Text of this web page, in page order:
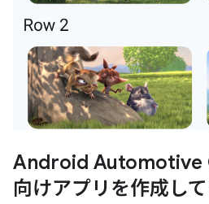
Android Automotive
向けアプリを作成し